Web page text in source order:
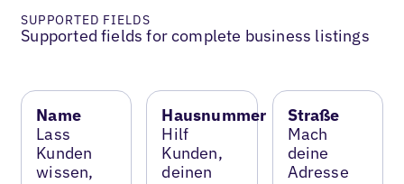
SUPPORTED FIELDS
Supported fields for complete business listings
Name
Lass
Kunden
wissen,
Hausnummer
Hilf
Kunden,
deinen
Straße
Mach
deine
Adresse